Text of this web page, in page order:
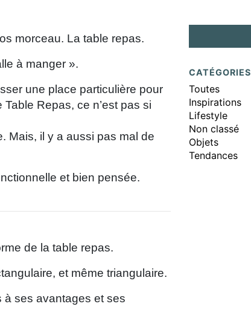
morceau. La table repas.
à manger ».
une place particulière pour
Repas, ce n’est pas si
Mais, il y a aussi pas mal de
et bien pensée.
de la table repas.
et même triangulaire.
ses avantages et ses
CATÉGORIES
Toutes
Inspirations
Lifestyle
Non classé
Objets
Tendances